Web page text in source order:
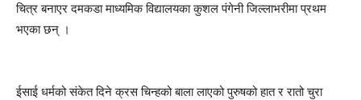
चित्र बनाएर दमकडा माध्यमिक विद्यालयका कुशल पंगेनी जिल्लाभरीमा प्रथम
भएका छन् ।
ईसाई धर्मको संकेत दिने क्रस चिन्हको बाला लाएको पुरुषको हात र रातो चुरा